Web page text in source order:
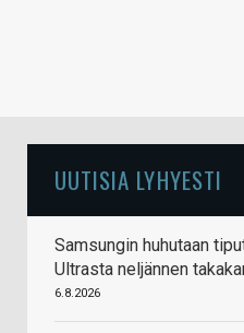
UUTISIA LYHYESTI
Samsungin huhutaan
Ultrasta neljännen
6.8.2026